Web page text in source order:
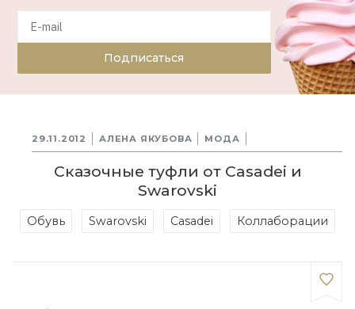
Подписаться
29.11.2012 АЛЕНА ЯКУБОВА МОДА
Сказочные туфли от Casadei и
Swarovski
Обувь Swarovski Casadei Коллаборации